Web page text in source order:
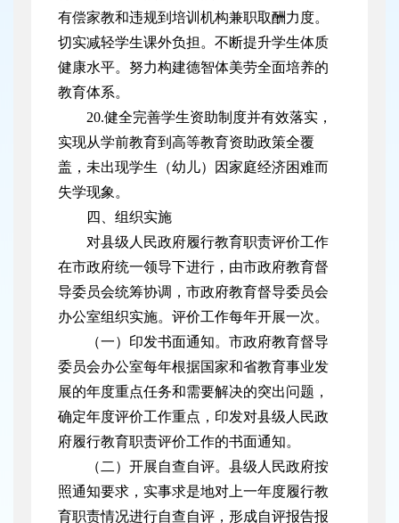
有偿家教和违规到培训机构兼职取酬力度。
切实减轻学生课外负担。不断提升学生体质
健康水平。努力构建德智体美劳全面培养的
教育体系。
20.健全完善学生资助制度并有效落实，
实现从学前教育到高等教育资助政策全覆
盖，未出现学生（幼儿）因家庭经济困难而
失学现象。
四、组织实施
对县级人民政府履行教育职责评价工作
在市政府统一领导下进行，由市政府教育督
导委员会统筹协调，市政府教育督导委员会
办公室组织实施。评价工作每年开展一次。
（一）印发书面通知。市政府教育督导
委员会办公室每年根据国家和省教育事业发
展的年度重点任务和需要解决的突出问题，
确定年度评价工作重点，印发对县级人民政
府履行教育职责评价工作的书面通知。
（二）开展自查自评。县级人民政府按
照通知要求，实事求是地对上一年度履行教
育职责情况进行自查自评，形成自评报告报